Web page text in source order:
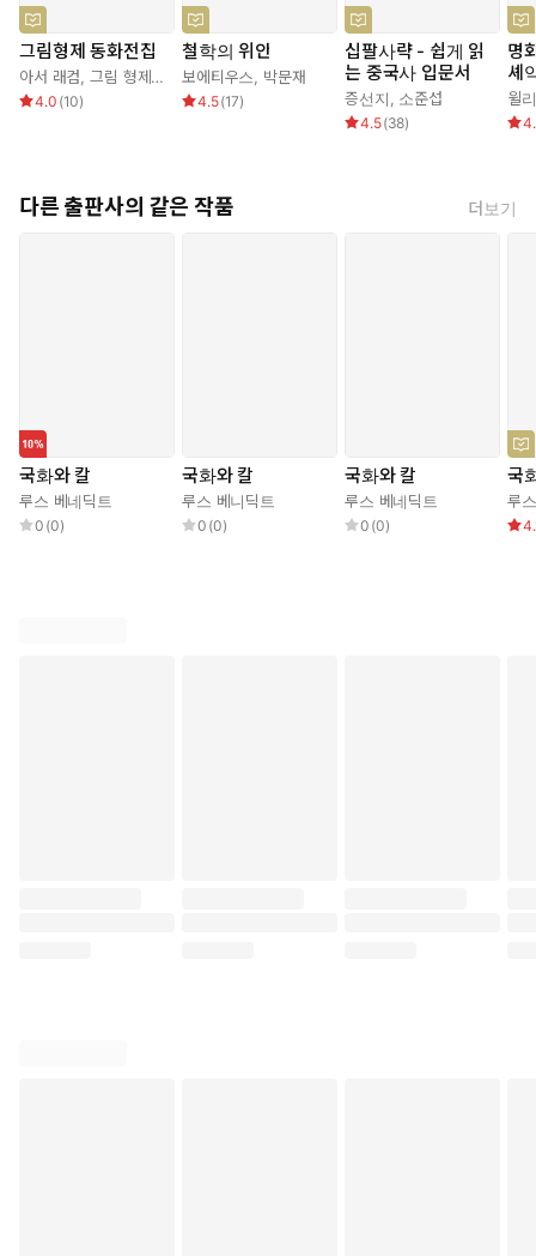
그림형제 동화전집
아서 래컴,그림 형제,김열규
4.0 (10)
철학의 위안
보에티우스, 박문재
4.5(17)
십팔사략 - 쉽게 읽
는 중국사 입문서
증선지, 소준섭
4.5(38)
명
셰
윌
다른 출판사의 같은 작품 더보기
국화와 칼
루스 베네딕트
0 (0)
국화와 칼
루스 베니딕트
0 (0)
국화와 칼
루스 베네딕트
0 (0)
국
루